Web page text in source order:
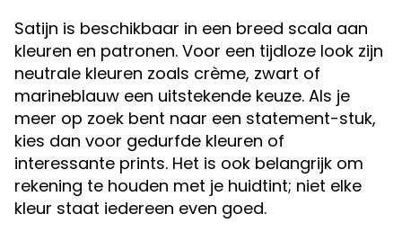
Satijn is beschikbaar in een breed scala aan
kleuren en patronen. Voor een tijdloze look zijn
neutrale kleuren zoals crème, zwart of
marineblauw een uitstekende keuze. Als je
meer op zoek bent naar een statement-stuk,
kies dan voor gedurfde kleuren of
interessante prints. Het is ook belangrijk om
rekening te houden met je huidtint; niet elke
kleur staat iedereen even goed.